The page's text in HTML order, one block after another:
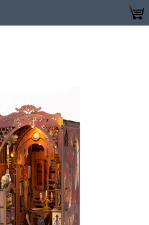
Diy magic library